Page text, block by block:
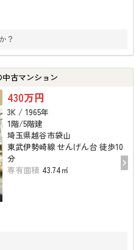
？
古マンション
430万円
3K / 1965年
1階/5階建
埼玉県越谷市袋山
東武伊勢崎線 せんげん台 徒歩10
分
専有面積 43.74㎡